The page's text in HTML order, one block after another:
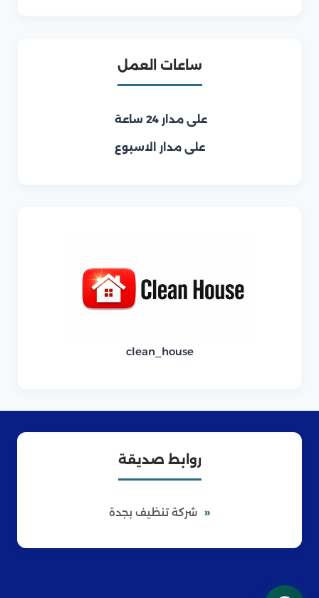
ساعات العمل
على مدار 24 ساعة
على مدار الاسبوع
clean_house
روابط صديقة
شركة تنظيف بجدة